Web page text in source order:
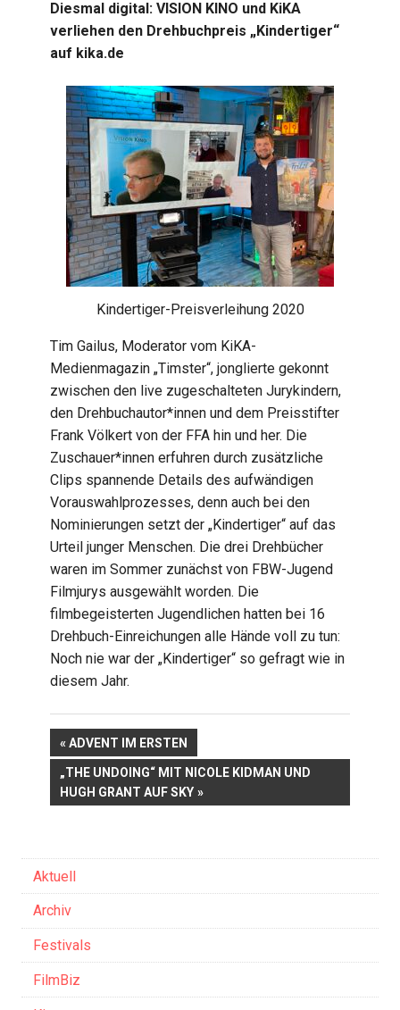
Diesmal digital: VISION KINO und KiKA
verliehen den Drehbuchpreis „Kindertiger“
auf kika.de
Kindertiger-Preisverleihung 2020
Tim Gailus, Moderator vom KiKA-
Medienmagazin „Timster“, jonglierte gekonnt
zwischen den live zugeschalteten Jurykindern,
den Drehbuchautor*innen und dem Preisstifter
Frank Völkert von der FFA hin und her. Die
Zuschauer*innen erfuhren durch zusätzliche
Clips spannende Details des aufwändigen
Vorauswahlprozesses, denn auch bei den
Nominierungen setzt der „Kindertiger“ auf das
Urteil junger Menschen. Die drei Drehbücher
waren im Sommer zunächst von FBW-Jugend
Filmjurys ausgewählt worden. Die
filmbegeisterten Jugendlichen hatten bei 16
Drehbuch-Einreichungen alle Hände voll zu tun:
Noch nie war der „Kindertiger“ so gefragt wie in
diesem Jahr.
Beitrags-
Navigation
VORHERIGER
BEITRAG:
ADVENT IM ERSTEN
NÄCHSTER
BEITRAG:
„THE UNDOING“ MIT NICOLE KIDMAN UND
HUGH GRANT AUF SKY
Aktuell
Archiv
Festivals
FilmBiz